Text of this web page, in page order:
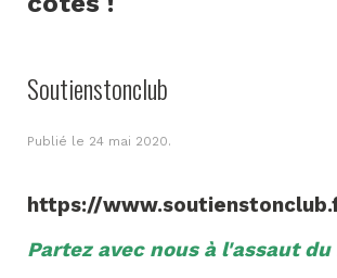
Soutienstonclub
Publié le 24 mai 2020.
https://
Partez avec nous à l'assaut